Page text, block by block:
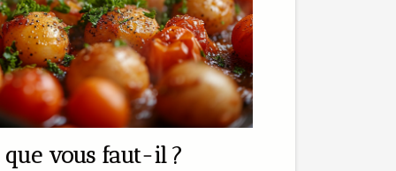
que vous faut-il ?